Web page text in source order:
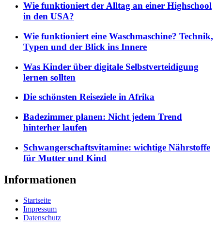
Wie funktioniert der Alltag an einer Highschool
in den USA?
Wie funktioniert eine Waschmaschine? Technik,
Typen und der Blick ins Innere
Was Kinder über digitale Selbstverteidigung
lernen sollten
Die schönsten Reiseziele in Afrika
Badezimmer planen: Nicht jedem Trend
hinterher laufen
Schwangerschaftsvitamine: wichtige Nährstoffe
für Mutter und Kind
Informationen
Startseite
Impressum
Datenschutz